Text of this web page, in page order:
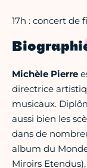
17h : concert de
Michèle Pierre
directrice
musicaux.
aussi bien les
dans de
album du
Miroirs